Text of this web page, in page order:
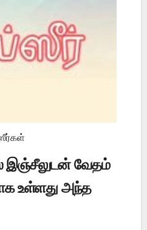
இஞ்சீலுடன் வேதம்
உள்ளது அந்த